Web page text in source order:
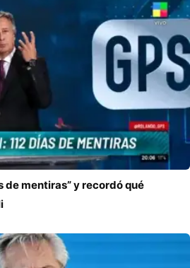
de mentiras” y recordó qué